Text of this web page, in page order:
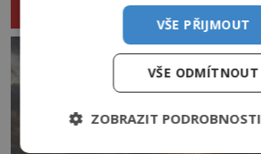
Související články
VŠE PŘIJMOUT
VŠE ODMÍTNOUT
ZOBRAZIT PODROBNOSTI